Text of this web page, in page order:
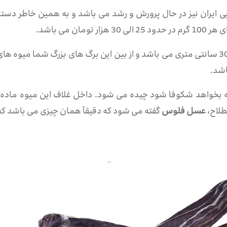
ایران نیز در حال پرورش و رشد می باشد و به همین خاطر
می باشد.
برگهای درخت فلوس بزرگ می باشد و دارای اندازه ای 30 سانتی متری می باشد و از بین
بخواهد شکوفا شود چیده می شود. داخل غلاف این میوه
عسل فلوسگفته می شود که دقیقاً همان چیزی می باشد